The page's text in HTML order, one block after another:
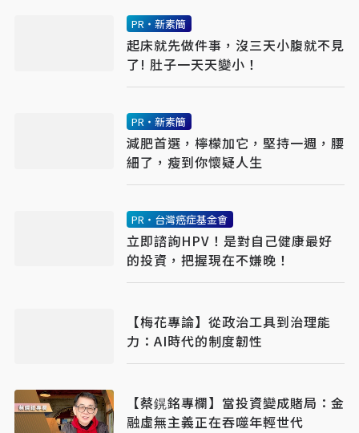
PR・新素簡
起床就先做件事，沒三天小腹就不見
了! 肚子一天天變小！
PR・新素簡
減肥首選，檸檬加它，堅持一週，腰
細了，瘦到你懷疑人生
PR・台灣癌症基金會
立即諮詢HPV！是對自己健康最好
的投資，把握現在不嫌晚！
【梅花專論】從政治工具到治理能
力：AI時代的制度韌性
【蔡鎤銘專欄】當投資變成賭局：金
融虛無主義正在吞噬年輕世代